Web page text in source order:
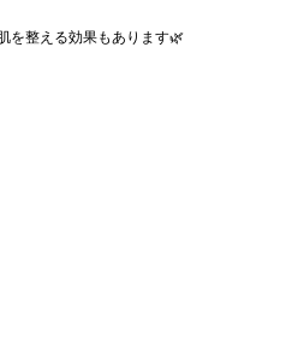
を整える効果もあります🌿‬